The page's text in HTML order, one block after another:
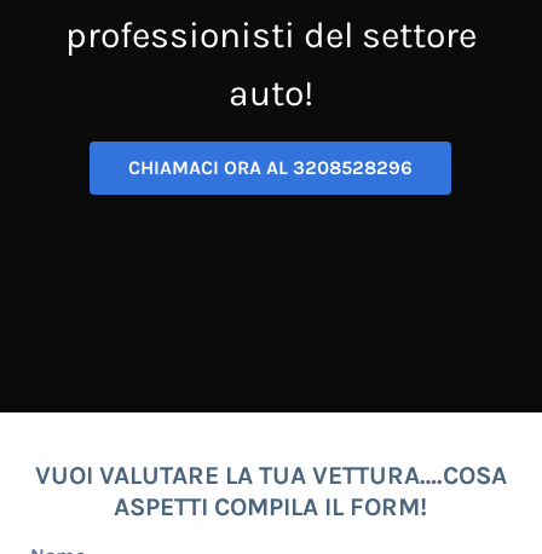
professionisti del settore
auto!
CHIAMACI ORA AL 3208528296
VUOI VALUTARE LA TUA VETTURA….COSA
ASPETTI COMPILA IL FORM!